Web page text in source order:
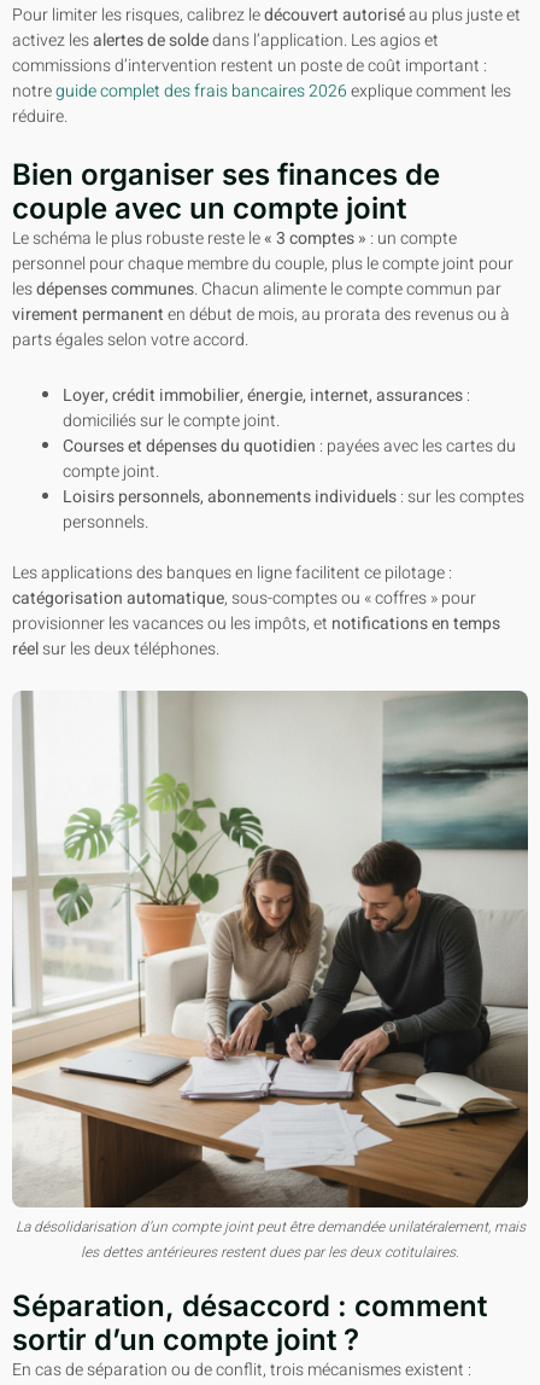
Pour limiter les risques, calibrez ledécouvert autoriséau plus juste et
activez lesalertes de soldedans l’application. Les agios et
commissions d’intervention restent un poste de coût important :
notreguide complet des frais bancaires 2026explique comment les
réduire.
Bien organiser ses finances de
couple avec un compte joint
Le schéma le plus robuste reste le« 3 comptes » : un compte
personnel pour chaque membre du couple, plus le compte joint pour
lesdépenses communes. Chacun alimente le compte commun par
virement permanenten début de mois, au prorata des revenus ou à
parts égales selon votre accord.
Loyer, crédit immobilier, énergie, internet, assurances:
domiciliés sur le compte joint.
Courses et dépenses du quotidien : payées avec les cartes du
compte joint.
Loisirs personnels, abonnements individuels: sur les comptes
personnels.
Les applications des banques en ligne facilitent ce pilotage :
catégorisation automatique, sous-comptes ou « coffres » pour
provisionner les vacances ou les impôts, et notifications en temps
réelsur les deux téléphones.
La désolidarisation d’un compte joint peut être demandée unilatéralement, mais
les dettes antérieures restent dues par les deux cotitulaires.
Séparation, désaccord : comment
sortir d’un compte joint ?
En cas de séparation ou de conflit, trois mécanismes existent :